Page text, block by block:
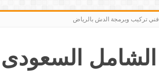
فني تركيب وبرمجة الدش بالرياض
الشامل السعودى